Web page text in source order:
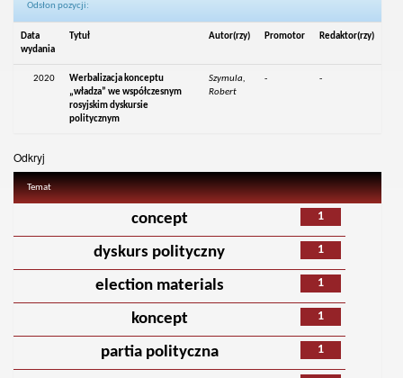
Odsłon pozycji:
Data
wydania
Tytuł Autor(rzy) Promotor Redaktor(rzy)
2020
Werbalizacja konceptu
„władza” we współczesnym
rosyjskim dyskursie
politycznym
Szymula,
Robert
- -
Odkryj
Temat
1
concept
1
dyskurs polityczny
1
election materials
1
koncept
1
partia polityczna